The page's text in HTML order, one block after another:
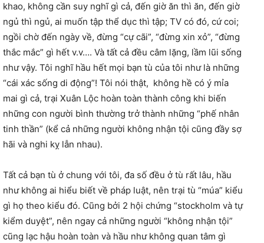
khao, không cần suy nghĩ gì cả, đến giờ ăn thì ăn, đến giờ
ngủ thì ngủ, ai muốn tập thể dục thì tập; TV có đó, cứ coi;
ngồi chờ đến ngày về, đừng “cự cãi”, “đừng xin xỏ”, “đừng
thắc mắc” gì hết v.v…. Và tất cả đều câm lặng, lầm lũi sống
như vậy. Tôi nghĩ hầu hết mọi bạn tù của tôi như là những
“cái xác sống di động”! Tôi nói thật, không hề có ý mỉa
mai gì cả, trại Xuân Lộc hoàn toàn thành công khi biến
những con người bình thường trở thành những “phế nhân
tinh thần” (kể cả những người không nhận tội cũng đầy sợ
hãi và nghi kỵ lẫn nhau).
Tất cả bạn tù ở chung với tôi, đa số đều ở tù rất lâu, hầu
như không ai hiểu biết về pháp luật, nên trại tù “múa” kiểu
gì họ theo kiểu đó. Cũng bởi 2 hội chứng “stockholm và tự
kiểm duyệt”, nên ngay cả những người “không nhận tội”
cũng lạc hậu hoàn toàn và hầu như không quan tâm gì